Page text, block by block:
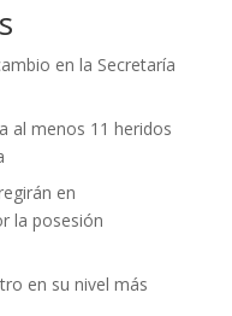
en la Secretaría
al menos 11 heridos
en
la posesión
en su nivel más